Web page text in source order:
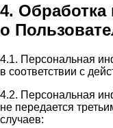
4.
о
4.1. Персональная
в соответствии с
4.2. Персональная
не передается
случаев: